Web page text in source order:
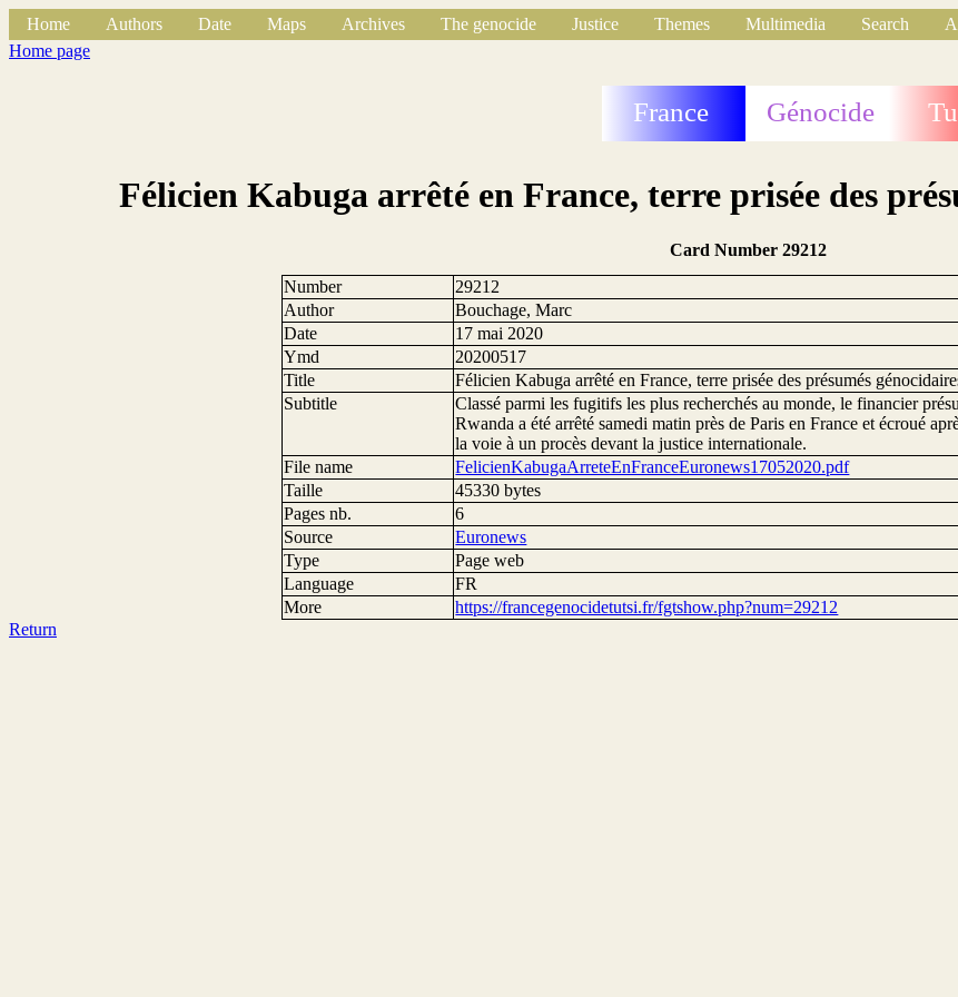
Home Authors Date Maps Archives The genocide Justice Themes Multimedia Search
Home page
France Génocide
Félicien Kabuga arrêté en France, terre prisée des
Card Number 29212
Number
29212
Author
Bouchage, Marc
Date
17 mai 2020
Ymd
20200517
Title
Félicien Kabuga arrêté en France, terre prisée des présumés
Subtitle
Classé parmi les fugitifs les plus recherchés au monde, le financier
Rwanda a été arrêté samedi matin près de Paris en France et écroué
la voie à un procès devant la justice internationale.
File name
FelicienKabugaArreteEnFranceEuronews17052020.pdf
Taille
45330 bytes
Pages nb.
6
Source
Euronews
Type
Page web
Language
FR
More
https://francegenocidetutsi.fr/fgtshow.php?num=29212
Return